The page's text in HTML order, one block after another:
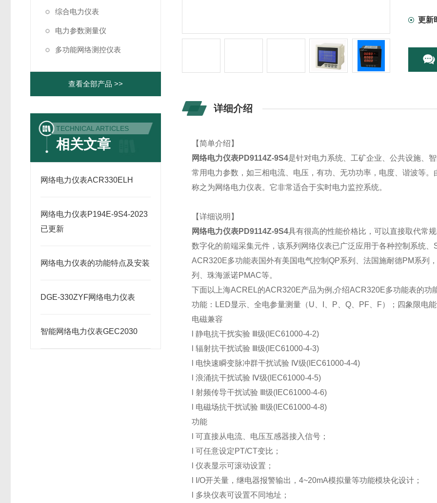
综合电力仪表
电力参数测量仪
多功能网络测控仪表
查看全部产品 >>
TECHNICAL ARTICLES
相关文章
网络电力仪表ACR330ELH
网络电力仪表P194E-9S4-2023
已更新
网络电力仪表的功能特点及安装
DGE-330ZYF网络电力仪表
智能网络电力仪表GEC2030
更新
详细介绍
【简单介绍】
网络电力仪表PD9114Z-9S4是针对电力系统、工矿企业、公共设施、
常用电力参数，如三相电流、电压，有功、无功功率，电度、谐波等
称之为网络电力仪表。它非常适合于实时电力监控系统。
【详细说明】
网络电力仪表PD9114Z-9S4具有很高的性能价格比，可以直接取代常
数字化的前端采集元件，该系列网络仪表已广泛应用于各种控制系统、
ACR320E多功能表国外有美国电气控制QP系列、法国施耐德PM系列
列、珠海派诺PMAC等。
下面以上海ACREL的ACR320E产品为例,介绍ACR320E多功能表的功
功能：LED显示、全电参量测量（U、I、P、Q、PF、F）；四象限电
电磁兼容
l静电抗干扰实验 Ⅲ级(IEC61000-4-2)
l辐射抗干扰试验 Ⅲ级(IEC61000-4-3)
电快速瞬变脉冲群干扰试验 Ⅳ级(IEC61000-4-4)
l浪涌抗干扰试验 Ⅳ级(IEC61000-4-5)
射频传导干扰试验 Ⅲ级(IEC61000-4-6)
电磁场抗干扰试验 Ⅲ级(IEC61000-4-8)
功能
l可直接从电流、电压互感器接入信号；
l可任意设定PT/CT变比；
l仪表显示可滚动设置；
l I/O开关量，继电器报警输出，4~20mA模拟量等功能模块化设计；
多块仪表可设置不同地址；